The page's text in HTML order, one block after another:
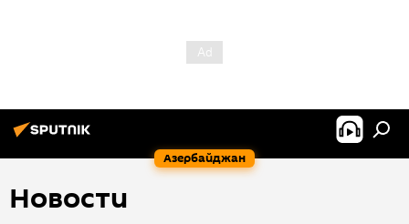
Азербайджан
Новости